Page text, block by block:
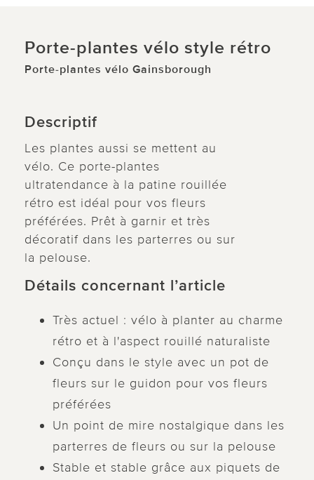
Porte-plantes vélo style rétro
Porte-plantes vélo Gainsborough
Descriptif
Les plantes aussi se mettent au
vélo. Ce porte-plantes
ultratendance à la patine rouillée
rétro est idéal pour vos fleurs
préférées. Prêt à garnir et très
décoratif dans les parterres ou sur
la pelouse.
Détails concernant l’article
Très actuel : vélo à planter au charme
rétro et à l'aspect rouillé naturaliste
Conçu dans le style avec un pot de
fleurs sur le guidon pour vos fleurs
préférées
Un point de mire nostalgique dans les
parterres de fleurs ou sur la pelouse
Stable et stable grâce aux piquets de